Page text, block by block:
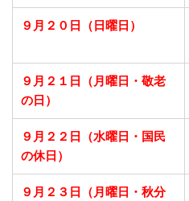
９月２０日（日曜日）
９月２１日
（月曜日・敬老
の日）
９月２２日
（水曜日・国民
の休日）
９月２３日
（月曜日・秋分